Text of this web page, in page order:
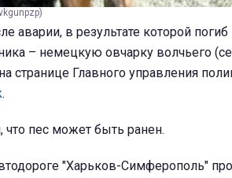
аварии, в результате которой
– немецкую овчарку волчьего
странице Главного управления
.
что пес может быть ранен.
"Харьков-Симферополь"